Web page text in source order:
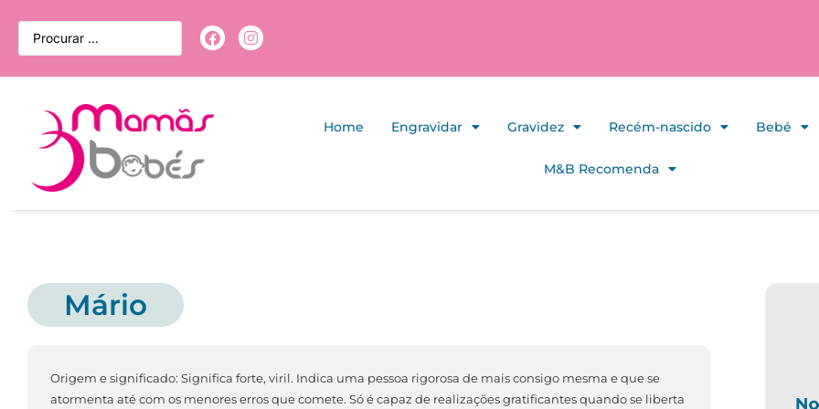
Home Engravidar Gravidez Recém-nascido Bebé
M&B Recomenda
Mário
Origem e significado: Significa forte, viril. Indica uma pessoa rigorosa de mais consigo mesma e que se
atormenta até com os menores erros que comete. Só é capaz de realizações gratificantes quando se liberta